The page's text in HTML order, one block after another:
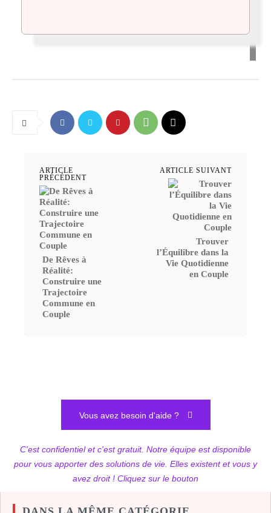
ARTICLE
PRÉCÉDENT
De Rêves à
Réalité:
Construire une
Trajectoire
Commune en
Couple
ARTICLE SUIVANT
Trouver
l’Équilibre dans la
Vie Quotidienne
en Couple
Vous avez besoin d'aide ?
C'est confidentiel et c'est gratuit. Notre équipe est disponible
pour vous apporter des solutions de vie. Elles existent et vous y
avez droit ! Cliquez sur le bouton